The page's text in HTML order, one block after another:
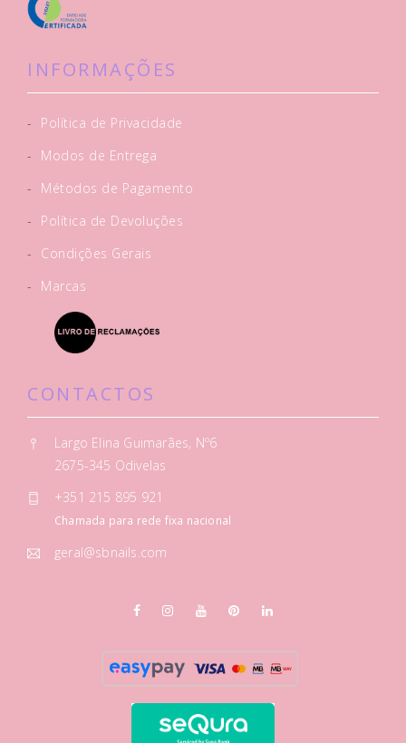
INFORMAÇÕES
-
Política de Privacidade
-
Modos de Entrega
-
Métodos de Pagamento
-
Política de Devoluções
-
Condições Gerais
-
Marcas
CONTACTOS
Largo Elina Guimarães, Nº6
2675-345 Odivelas
+351 215 895 921
Chamada para rede fixa nacional
geral@sbnails.com